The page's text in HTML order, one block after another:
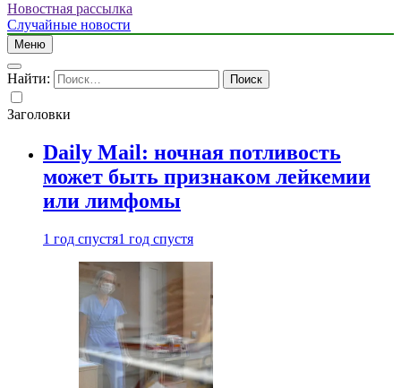
Новостная рассылка
Случайные новости
Меню
Найти:
Заголовки
Daily Mail: ночная потливость
может быть признаком лейкемии
или лимфомы
1 год спустя1 год спустя